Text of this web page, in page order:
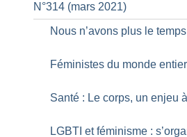
N°314 (mars 2021)
Nous n’avons plus le temps
Féministes du monde
Santé : Le corps, un enjeu
LGBTI et féminisme :